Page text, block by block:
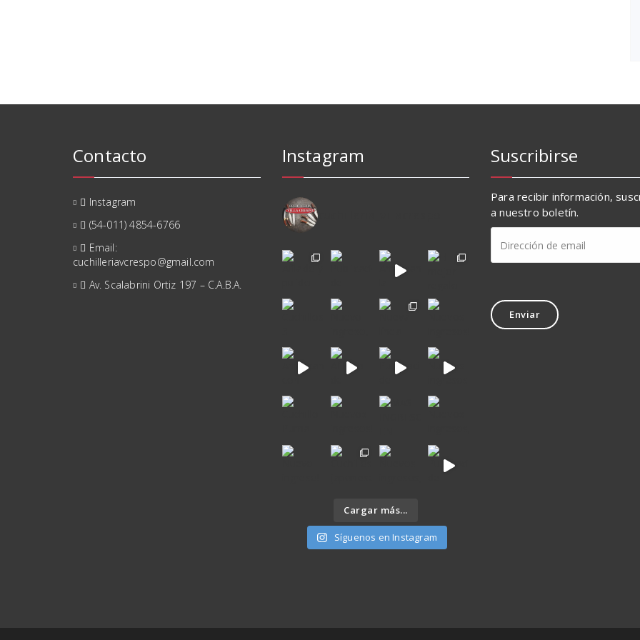
Contacto
Instagram
(54-011) 4854-6766
Email:
cuchilleriavcrespo@gmail.com
Av. Scalabrini Ortiz 197 – C.A.B.A.
Instagram
cuchilleria_villacrespo
Cargar más...
Síguenos en Instagram
Suscribirse
Para recibir información,
a nuestro boletín.